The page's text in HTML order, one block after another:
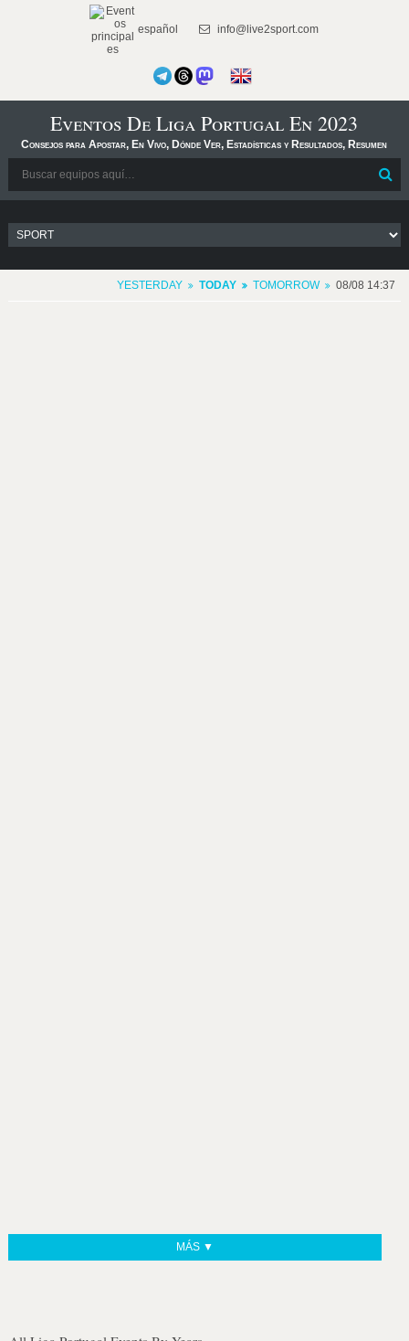
español info@live2sport.com
Eventos De Liga Portugal En 2023
Consejos para Apostar, En Vivo, Dónde Ver, Estadísticas y Resultados, Resumen
YESTERDAY TODAY TOMORROW 08/08 14:37
MÁS ▼